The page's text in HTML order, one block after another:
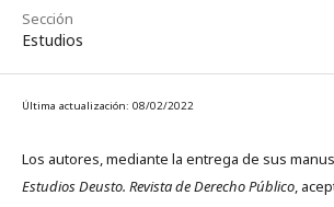
Sección
Estudios
Última actualización: 08/02/2022
Los autores, mediante la entrega de sus
Estudios Deusto. Revista de Derecho Público,